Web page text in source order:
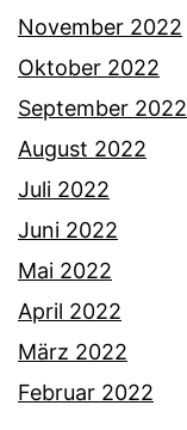
November 2022
Oktober 2022
September 2022
August 2022
Juli 2022
Juni 2022
Mai 2022
April 2022
März 2022
Februar 2022